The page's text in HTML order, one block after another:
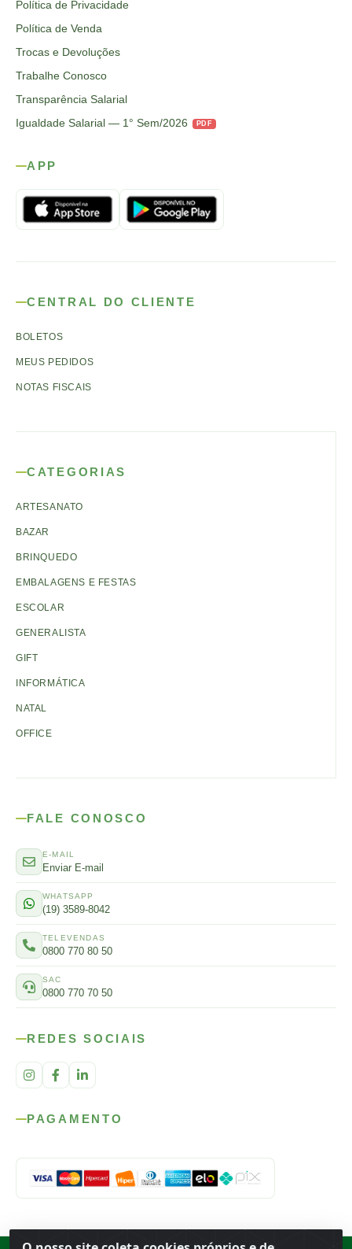
Política de Privacidade
Política de Venda
Trocas e Devoluções
Trabalhe Conosco
Transparência Salarial
Igualdade Salarial — 1° Sem/2026
PDF
APP
CENTRAL DO CLIENTE
BOLETOS
MEUS PEDIDOS
NOTAS FISCAIS
CATEGORIAS
ARTESANATO
BAZAR
BRINQUEDO
EMBALAGENS E FESTAS
ESCOLAR
GENERALISTA
GIFT
INFORMÁTICA
NATAL
OFFICE
FALE CONOSCO
E-MAIL
Enviar E-mail
WHATSAPP
(19) 3589-8042
TELEVENDAS
0800 770 80 50
SAC
0800 770 70 50
REDES SOCIAIS
PAGAMENTO